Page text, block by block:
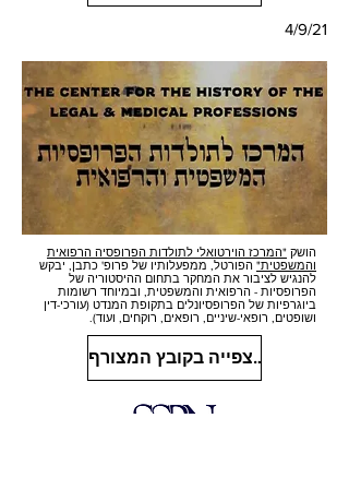
4/9/21
הושק "המרכז הוירטואלי לתולדות הפרופסיה הרפואית
והמשפטית" הפורטל, ממפעלותיו של פרופ' כתבן, יבקש
להנגיש לציבור את המחקר בתחום ההיסטוריה של
הפרופסיות - הרפואית והמשפטית, ובמיוחד רשומות
ביוגרפיות של הפרופסיונלים בתקופת המנדט (עורכי-דין
ושופטים, רופאי-שיניים, רופאים, רוקחים, ועוד).
לחצו לצפייה בקובץ המצורף